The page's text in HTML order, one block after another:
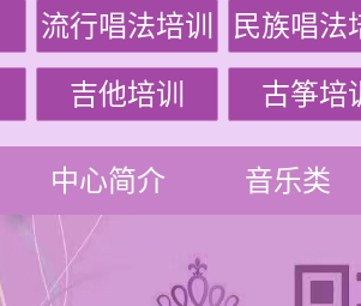
流行唱法培训 民族唱法
吉他培训 古筝培
中心简介 音乐类